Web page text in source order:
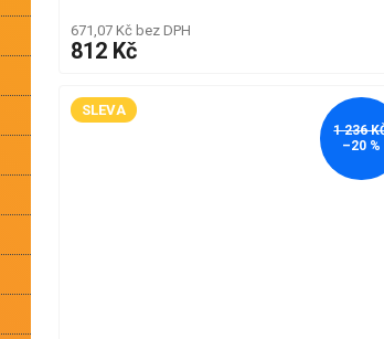
671,07 Kč bez DPH
812 Kč
SLEVA
1 236
–20 %